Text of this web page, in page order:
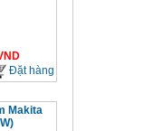
Đặt hàng
Makita